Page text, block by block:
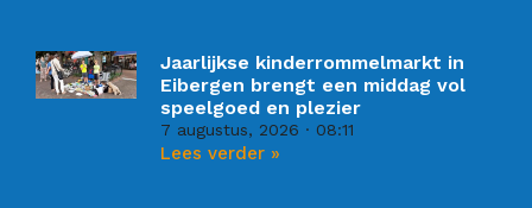
Jaarlijkse kinderrommelmarkt in
Eibergen brengt een middag vol
speelgoed en plezier
7 augustus, 2026 08:11
Lees verder »